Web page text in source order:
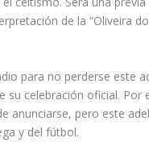
de la “Oliveira
para no perderse este
celebración oficial. Por
anunciarse, pero este
y del fútbol.